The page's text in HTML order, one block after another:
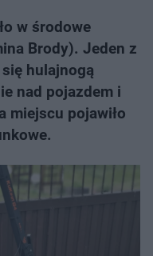
w środowe
Brody). Jeden z
hulajnogą
nad pojazdem i
miejscu pojawiło